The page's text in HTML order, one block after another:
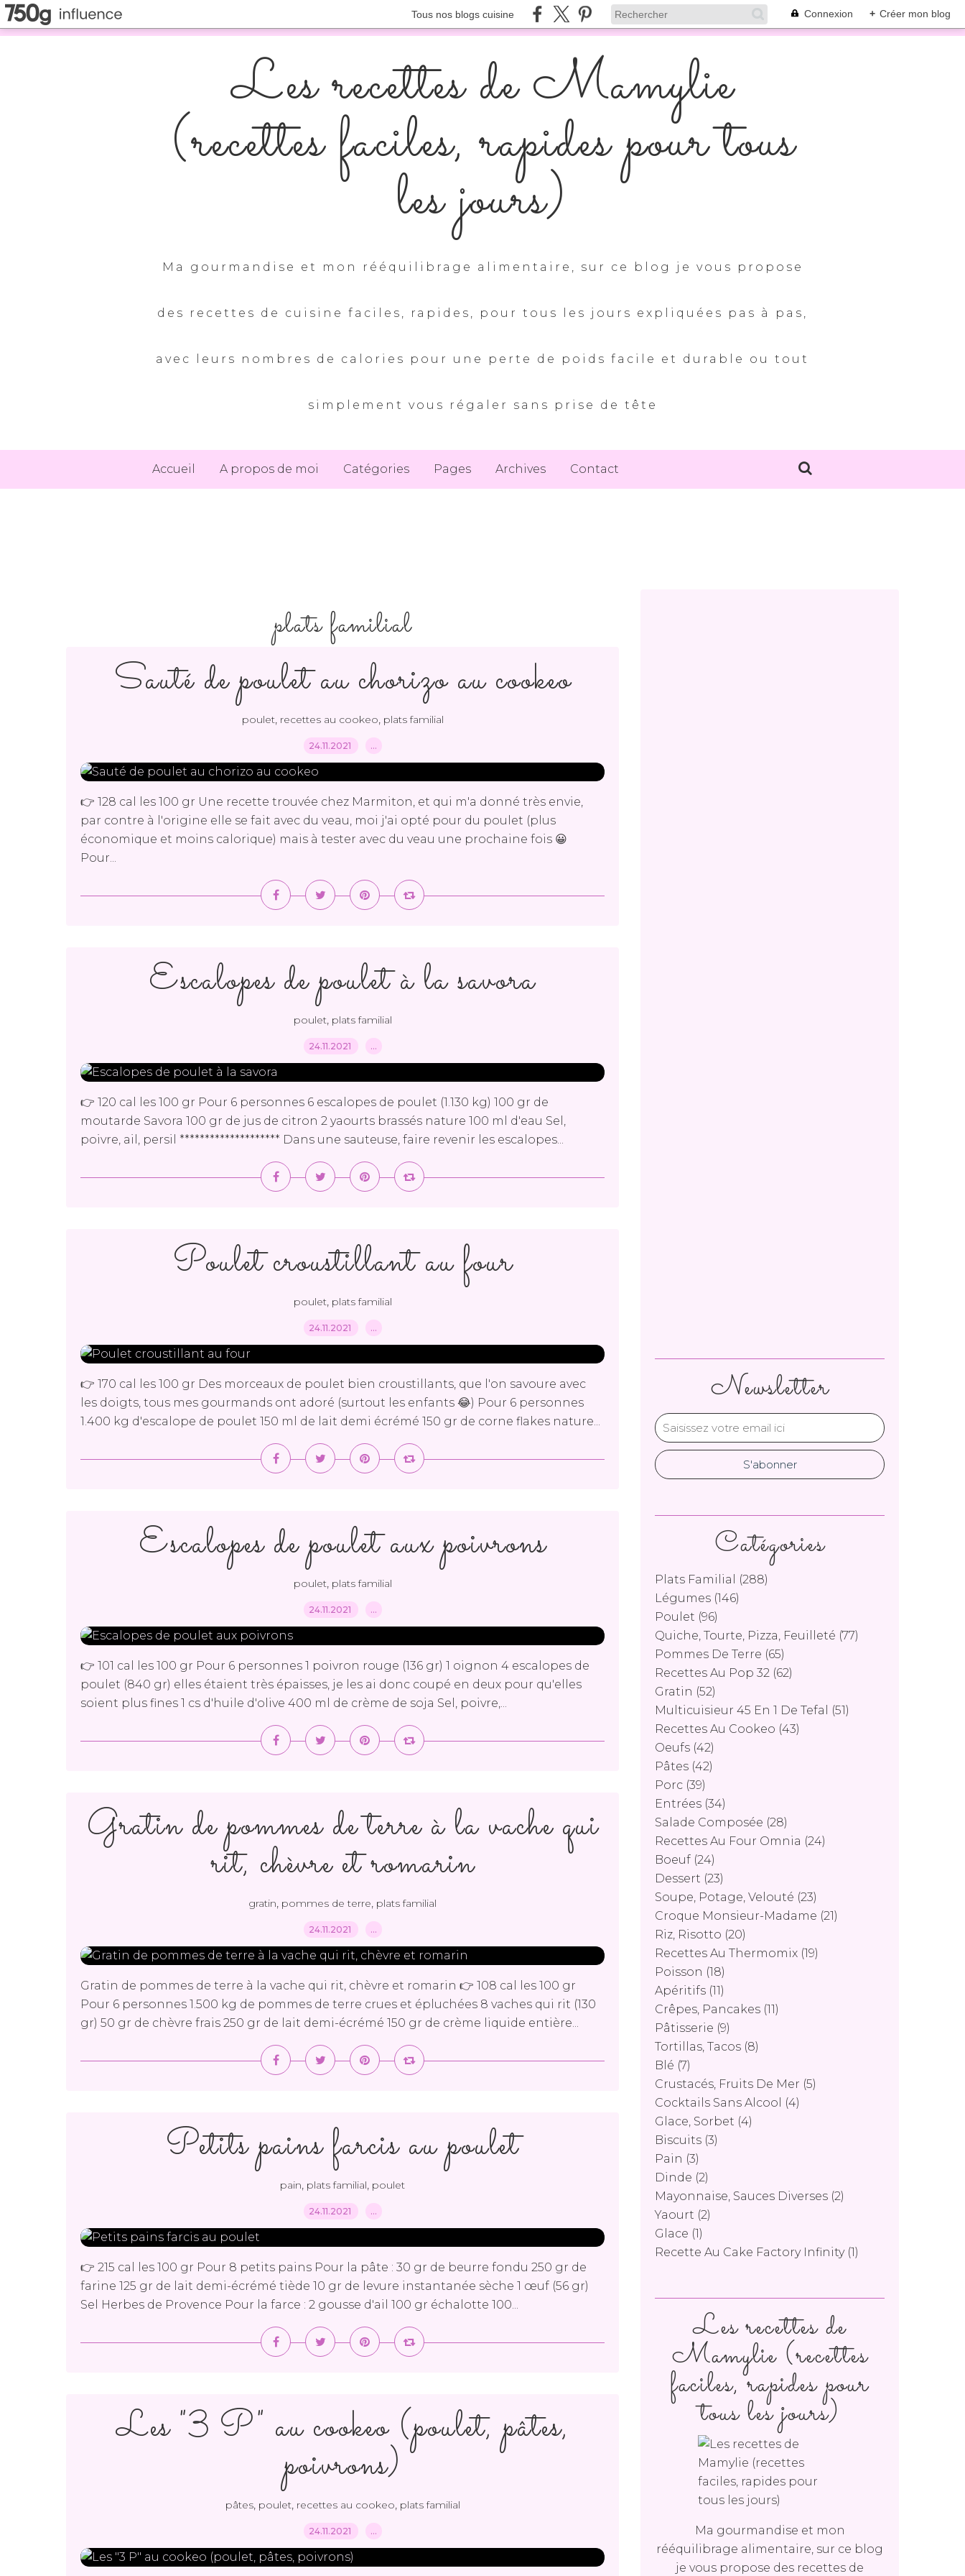
Tous nos blogs cuisine Connexion + Créer mon blog
Les recettes de Mamylie
(recettes faciles, rapides pour tous
les jours)
Ma gourmandise et mon rééquilibrage alimentaire, sur ce blog je vous propose
des recettes de cuisine faciles, rapides, pour tous les jours expliquées pas à pas,
avec leurs nombres de calories pour une perte de poids facile et durable ou tout
simplement vous régaler sans prise de tête
Accueil A propos de moi Catégories Pages Archives Contact
plats familial
Sauté de poulet au chorizo au cookeo
poulet, recettes au cookeo, plats familial
24.11.2021 …
👉 128 cal les 100 gr Une recette trouvée chez Marmiton, et qui m'a donné très envie,
par contre à l'origine elle se fait avec du veau, moi j'ai opté pour du poulet (plus
économique et moins calorique) mais à tester avec du veau une prochaine fois 😀
Pour...
Escalopes de poulet à la savora
poulet, plats familial
24.11.2021 …
👉 120 cal les 100 gr Pour 6 personnes 6 escalopes de poulet (1.130 kg) 100 gr de
moutarde Savora 100 gr de jus de citron 2 yaourts brassés nature 100 ml d'eau Sel,
poivre, ail, persil ******************** Dans une sauteuse, faire revenir les escalopes...
Poulet croustillant au four
poulet, plats familial
24.11.2021 …
👉 170 cal les 100 gr Des morceaux de poulet bien croustillants, que l'on savoure avec
les doigts, tous mes gourmands ont adoré (surtout les enfants 😂) Pour 6 personnes
1.400 kg d'escalope de poulet 150 ml de lait demi écrémé 150 gr de corne flakes nature...
Escalopes de poulet aux poivrons
poulet, plats familial
24.11.2021 …
👉 101 cal les 100 gr Pour 6 personnes 1 poivron rouge (136 gr) 1 oignon 4 escalopes de
poulet (840 gr) elles étaient très épaisses, je les ai donc coupé en deux pour qu'elles
soient plus fines 1 cs d'huile d'olive 400 ml de crème de soja Sel, poivre,...
Gratin de pommes de terre à la vache qui
rit, chèvre et romarin
gratin, pommes de terre, plats familial
24.11.2021 …
Gratin de pommes de terre à la vache qui rit, chèvre et romarin 👉 108 cal les 100 gr
Pour 6 personnes 1.500 kg de pommes de terre crues et épluchées 8 vaches qui rit (130
gr) 50 gr de chèvre frais 250 gr de lait demi-écrémé 150 gr de crème liquide entière...
Petits pains farcis au poulet
pain, plats familial, poulet
24.11.2021 …
👉 215 cal les 100 gr Pour 8 petits pains Pour la pâte : 30 gr de beurre fondu 250 gr de
farine 125 gr de lait demi-écrémé tiède 10 gr de levure instantanée sèche 1 œuf (56 gr)
Sel Herbes de Provence Pour la farce : 2 gousse d'ail 100 gr échalotte 100...
Les "3 P" au cookeo (poulet, pâtes,
poivrons)
pâtes, poulet, recettes au cookeo, plats familial
24.11.2021 …
Newsletter
Catégories
Plats Familial
(288)
Légumes (146)
Poulet (96)
Quiche, Tourte, Pizza, Feuilleté (77)
Pommes De Terre (65)
Recettes Au Pop 32 (62)
Gratin (52)
Multicuisieur 45 En 1 De Tefal
(51)
Recettes Au Cookeo (43)
Oeufs (42)
Pâtes (42)
Porc (39)
Entrées (34)
Salade Composée (28)
Recettes Au Four Omnia (24)
Boeuf (24)
Dessert (23)
Soupe, Potage, Velouté (23)
Croque Monsieur-Madame (21)
Riz, Risotto (20)
Recettes Au Thermomix (19)
Poisson (18)
Apéritifs (11)
Crêpes, Pancakes (11)
Pâtisserie (9)
Tortillas, Tacos (8)
Blé (7)
Crustacés, Fruits De Mer (5)
Cocktails Sans Alcool
(4)
Glace, Sorbet (4)
Biscuits (3)
Pain (3)
Dinde (2)
Mayonnaise, Sauces Diverses (2)
Yaourt (2)
Glace (1)
Recette Au Cake Factory Infinity(1)
Les recettes de
Mamylie (recettes
faciles, rapides pour
tous les jours)
Ma gourmandise et mon
rééquilibrage alimentaire, sur ce blog
je vous propose des recettes de